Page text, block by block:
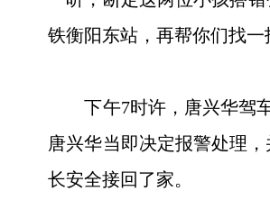
铁衡阳东站，再帮你们找
下午7时许，唐兴华驾车
唐兴华当即决定报警处理
长安全接回了家。